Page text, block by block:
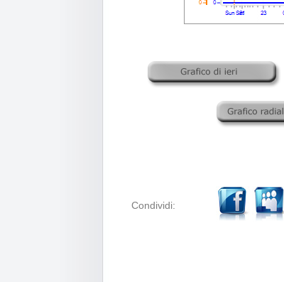
Condividi: